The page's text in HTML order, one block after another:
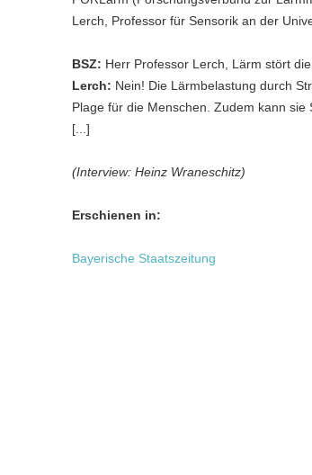
Lerch, Professor für Sensorik an der
BSZ: Herr Professor Lerch, Lärm stört
Lerch: Nein! Die Lärmbelastung durch
Plage für die Menschen. Zudem kann
[...]
(Interview: Heinz Wraneschitz)
Erschienen in:
Bayerische Staatszeitung